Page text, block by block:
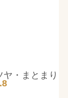
ヤ・まとまり